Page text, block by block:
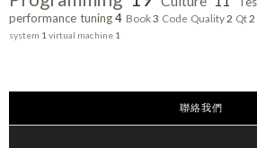
performance tuning 4 Book3 Code Quality 2 Qt 2
system 1 virtual machine 1
聯絡我們